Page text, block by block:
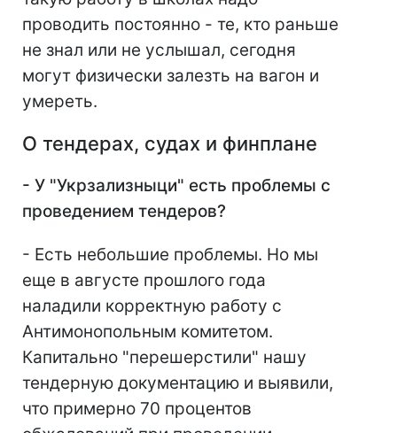
проводить постоянно - те, кто раньше
не знал или не услышал, сегодня
могут физически залезть на вагон и
умереть.
О тендерах, судах и финплане
- У "Укрзализныци" есть проблемы с
проведением тендеров?
- Есть небольшие проблемы. Но мы
еще в августе прошлого года
наладили корректную работу с
Антимонопольным комитетом.
Капитально "перешерстили" нашу
тендерную документацию и выявили,
что примерно 70 процентов